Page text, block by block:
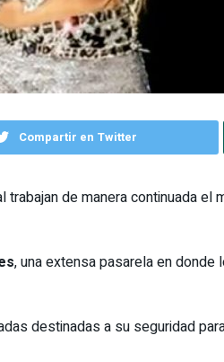
Compartir en Twitter
de manera continuada
, una extensa pasarela en
destinadas a su seguridad